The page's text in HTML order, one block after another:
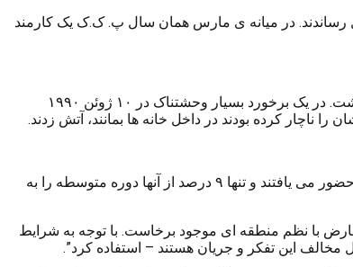
قتل رساندند. در میانه ی مارس همان سال پ. ک.ک یک کارمند
پ. ک.ک همچنین در قبال آندسته از کردهای ترکیه که تحت نام پاسداران یا نگهبانان روستا با دولت ترکیه همکاری می کردند، رفتار خشونت آمیزی داشت. در یک برخورد بسیار وحشتناک در ۱۰ ژوئن ۱۹۹۰
در سال ۱۹۹۰ نرخ سواد در استان ماردین در مقایسه با ۷۷ درصد نرخ متوسط ملی ۴۸ درصد بود و تنها ۷۰ درصد از کودکانِ واجب التعلیم در مدارس حضور می یافتند و تنها ۹ درصد از آنها دوره متوسطه را به
با نظم منطقه ای موجود برخاست. با توجه به شرایط
مخالف این تفکر و جریان هستند – استفاده کرد”.